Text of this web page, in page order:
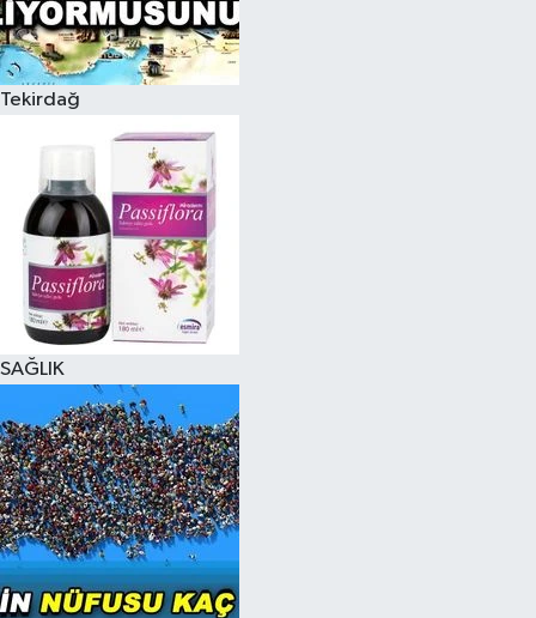
Tekirdağ
SAĞLIK